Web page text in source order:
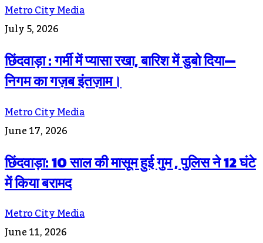
Metro City Media
July 5, 2026
छिंदवाड़ा : गर्मी में प्यासा रखा, बारिश में डुबो दिया—
निगम का गज़ब इंतज़ाम।
Metro City Media
June 17, 2026
छिंदवाड़ा: 10 साल की मासूम हुई गुम , पुलिस ने 12 घंटे
में किया बरामद
Metro City Media
June 11, 2026